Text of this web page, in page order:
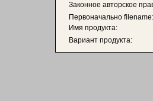
Законное авторское
Первоначально filename:
Имя продукта:
Вариант продукта: